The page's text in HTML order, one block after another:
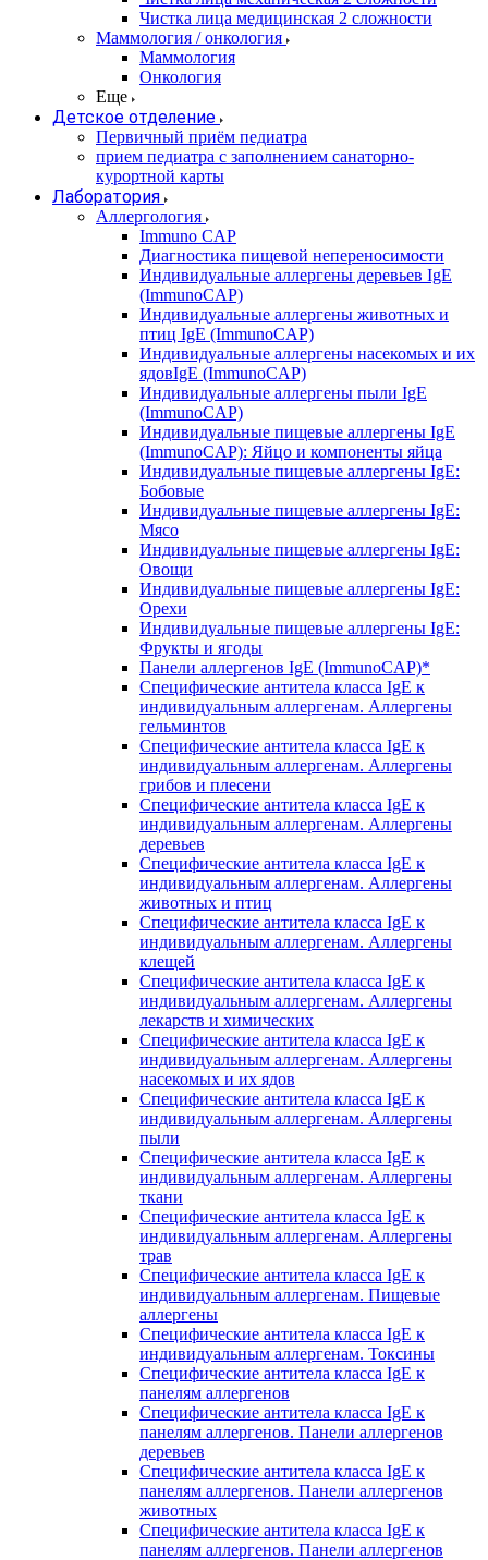
Чистка лица медицинская 2 сложности
Маммология / онкология
Маммология
Онкология
Еще
Детское отделение
Первичный приём педиатра
прием педиатра с заполнением санаторно-
курортной карты
Лаборатория
Аллергология
Immuno CAP
Диагностика пищевой непереносимости
Индивидуальные аллергены деревьев IgE
(ImmunoCAP)
Индивидуальные аллергены животных и
птиц IgE (ImmunoCAP)
Индивидуальные аллергены насекомых и их
ядовIgE (ImmunoCAP)
Индивидуальные аллергены пыли IgE
(ImmunoCAP)
Индивидуальные пищевые аллергены IgE
(ImmunoCAP): Яйцо и компоненты яйца
Индивидуальные пищевые аллергены IgE:
Бобовые
Индивидуальные пищевые аллергены IgE:
Мясо
Индивидуальные пищевые аллергены IgE:
Овощи
Индивидуальные пищевые аллергены IgE:
Орехи
Индивидуальные пищевые аллергены IgE:
Фрукты и ягоды
Панели аллергенов IgE (ImmunoCAP)*
Специфические антитела класса IgE к
индивидуальным аллергенам. Аллергены
гельминтов
Специфические антитела класса IgE к
индивидуальным аллергенам. Аллергены
грибов и плесени
Специфические антитела класса IgE к
индивидуальным аллергенам. Аллергены
деревьев
Специфические антитела класса IgE к
индивидуальным аллергенам. Аллергены
животных и птиц
Специфические антитела класса IgE к
индивидуальным аллергенам. Аллергены
клещей
Специфические антитела класса IgE к
индивидуальным аллергенам. Аллергены
лекарств и химических
Специфические антитела класса IgE к
индивидуальным аллергенам. Аллергены
насекомых и их ядов
Специфические антитела класса IgE к
индивидуальным аллергенам. Аллергены
пыли
Специфические антитела класса IgE к
индивидуальным аллергенам. Аллергены
ткани
Специфические антитела класса IgE к
индивидуальным аллергенам. Аллергены
трав
Специфические антитела класса IgE к
индивидуальным аллергенам. Пищевые
аллергены
Специфические антитела класса IgE к
индивидуальным аллергенам. Токсины
Специфические антитела класса IgE к
панелям аллергенов
Специфические антитела класса IgE к
панелям аллергенов. Панели аллергенов
деревьев
Специфические антитела класса IgE к
панелям аллергенов. Панели аллергенов
животных
Специфические антитела класса IgE к
панелям аллергенов. Панели аллергенов